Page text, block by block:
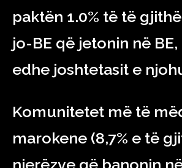
paktën 1.0% të të
jo-BE që jetonin në BE,
edhe joshtetasit e
Komunitetet më të
marokene (8,7% e të
njerëzve që banonin